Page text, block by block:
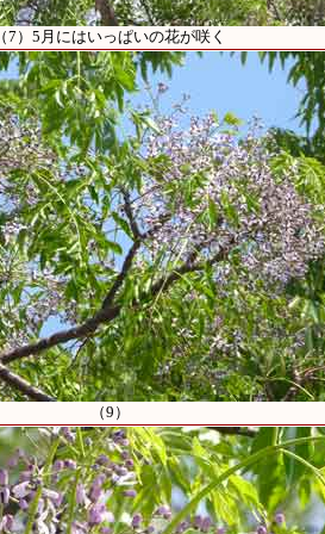
（7）5月にはいっぱいの花が咲く
（9）